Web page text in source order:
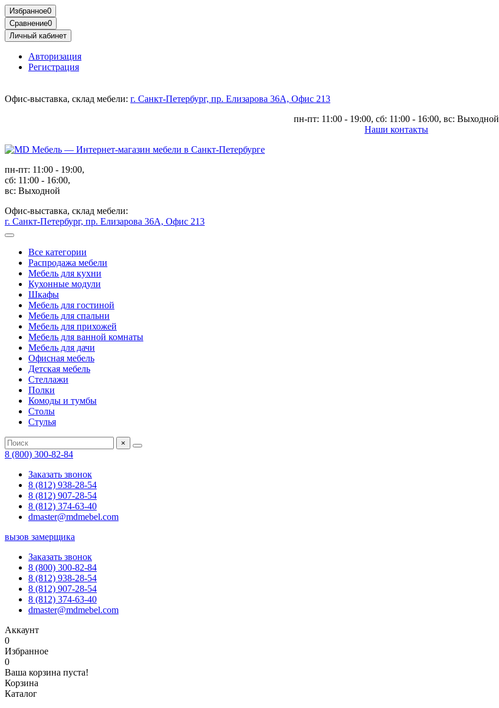
Избранное0
Сравнение0
Личный кабинет
Авторизация
Регистрация
Офис-выставка, склад мебели: г. Санкт-Петербург, пр. Елизарова 36А, Офис 213
пн-пт: 11:00 - 19:00, сб: 11:00 - 16:00, вс: Выходной
Наши контакты
пн-пт: 11:00 - 19:00,
сб: 11:00 - 16:00,
вс: Выходной
Офис-выставка, склад мебели:
г. Санкт-Петербург, пр. Елизарова 36А, Офис 213
Все категории
Распродажа мебели
Мебель для кухни
Кухонные модули
Шкафы
Мебель для гостиной
Мебель для спальни
Мебель для прихожей
Мебель для ванной комнаты
Мебель для дачи
Офисная мебель
Детская мебель
Стеллажи
Полки
Комоды и тумбы
Столы
Стулья
×
8 (800) 300-82-84
Заказать звонок
8 (812) 938-28-54
8 (812) 907-28-54
8 (812) 374-63-40
dmaster@mdmebel.com
вызов замерщика
Заказать звонок
8 (800) 300-82-84
8 (812) 938-28-54
8 (812) 907-28-54
8 (812) 374-63-40
dmaster@mdmebel.com
Аккаунт
0
Избранное
0
Ваша корзина пуста!
Корзина
Каталог